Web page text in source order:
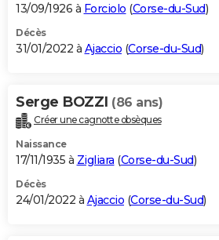
13/09/1926 à Forciolo (Corse-du-Sud)
Décès
31/01/2022 à Ajaccio (Corse-du-Sud)
Serge BOZZI (86 ans)
Créer une cagnotte obsèques
Naissance
17/11/1935 à Zigliara (Corse-du-Sud)
Décès
24/01/2022 à Ajaccio (Corse-du-Sud)